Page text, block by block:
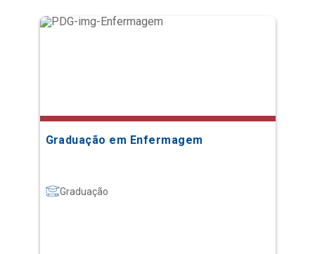
Graduação em Enfermagem
Graduação